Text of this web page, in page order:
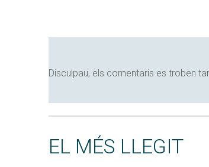
Disculpau, els comentaris es troben
EL MÉS LLEGIT